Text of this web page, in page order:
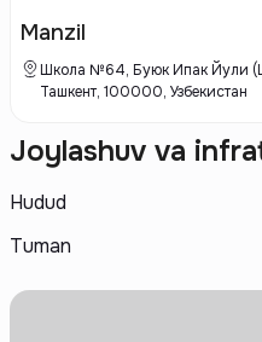
коммерческие объекты в разных
Manzil
Школа №64, Буюк Ипак Йули
Ташкент, 100000, Узбекистан
Joylashuv va
Hudud
Tuman